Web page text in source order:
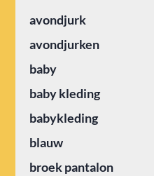
avondjurk
avondjurken
baby
baby kleding
babykleding
blauw
broek pantalon